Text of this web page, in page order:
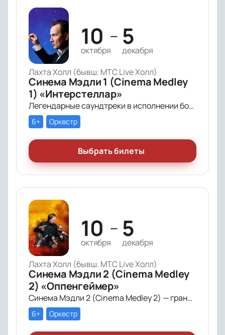
10
октября
— 5
декабря
Лахта Холл (бывш. МТС Live Холл)
Синема Мэдли 1 (Cinema Medley
1) «Интерстеллар»
Легендарные саундтреки в исполнении большого симфонического оркестра Империал Оркестра (Imperial Orchestra), органа и звёздных солистов!
6+ Оркестр
Выбрать билеты
10
октября
— 5
декабря
Лахта Холл (бывш. МТС Live Холл)
Синема Мэдли 2 (Cinema Medley
2) «Оппенгеймер»
Синема Мэдли 2 (Cinema Medley 2) — грандиозное симфоническое шоу саундтреков в исполнении большого симфонического оркестра, органа и хора!
6+ Оркестр